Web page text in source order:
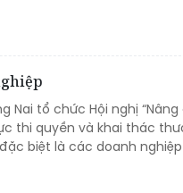
Nai tổ chức Hội nghị “Nâng
thi quyền và khai thác
biệt là các doanh